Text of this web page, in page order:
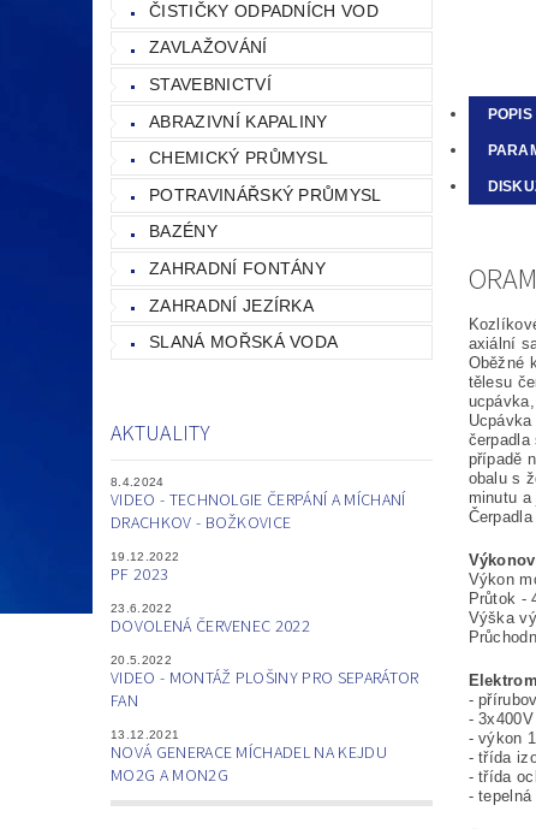
ČISTIČKY ODPADNÍCH VOD
ZAVLAŽOVÁNÍ
STAVEBNICTVÍ
ABRAZIVNÍ KAPALINY
CHEMICKÝ PRŮMYSL
POTRAVINÁŘSKÝ PRŮMYSL
BAZÉNY
ZAHRADNÍ FONTÁNY
ZAHRADNÍ JEZÍRKA
SLANÁ MOŘSKÁ VODA
AKTUALITY
8.4.2024
VIDEO - TECHNOLGIE ČERPÁNÍ A MÍCHANÍ
DRACHKOV - BOŽKOVICE
19.12.2022
PF 2023
23.6.2022
DOVOLENÁ ČERVENEC 2022
20.5.2022
VIDEO - MONTÁŽ PLOŠINY PRO SEPARÁTOR
FAN
13.12.2021
NOVÁ GENERACE MÍCHADEL NA KEJDU
MO2G A MON2G
POPIS
axiální
Oběžné
tělesu
případě
obalu s
minutu
Výkon
Průtok -
Výška
-
-
- výkon
- třída
- třída
-